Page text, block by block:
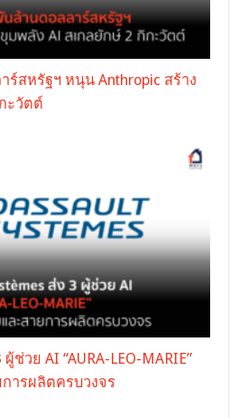
สหรัฐฯ หนุน Anthropic สร้าง
ะวัตต์
ช่วย AI “AURA-LEO-MARIE”
ารผลิตครบวงจร